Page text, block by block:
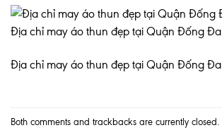
Địa chỉ may áo thun đẹp tại Quận Đống Đa
Địa chỉ may áo thun đẹp tại Quận Đống Đa
Both comments and trackbacks are currently closed.